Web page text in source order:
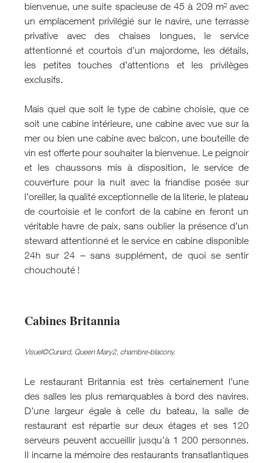
bienvenue, une suite spacieuse de 45 à 209 m² avec
un emplacement privilégié sur le navire, une terrasse
privative avec des chaises longues, le service
attentionné et courtois d’un majordome, les détails,
les petites touches d’attentions et les privilèges
exclusifs.
Mais quel que soit le type de cabine choisie, que ce
soit une cabine intérieure, une cabine avec vue sur la
mer ou bien une cabine avec balcon, une bouteille de
vin est offerte pour souhaiter la bienvenue. Le peignoir
et les chaussons mis à disposition, le service de
couverture pour la nuit avec la friandise posée sur
l’oreiller, la qualité exceptionnelle de la literie, le plateau
de courtoisie et le confort de la cabine en feront un
véritable havre de paix, sans oublier la présence d’un
steward attentionné et le service en cabine disponible
24h sur 24 – sans supplément, de quoi se sentir
chouchouté !
Cabines Britannia
Visuel©Cunard, Queen Mary2, chambre-blacony.
Le restaurant Britannia est très certainement l’une
des salles les plus remarquables à bord des navires.
D’une largeur égale à celle du bateau, la salle de
restaurant est répartie sur deux étages et ses 120
serveurs peuvent accueillir jusqu’à 1 200 personnes.
Il incarne la mémoire des restaurants transatlantiques